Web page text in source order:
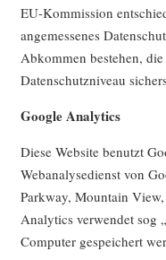
EU-Kommission
angemessenes
Abkommen bestehen,
Datenschutzniveau
Google Analytics
Diese Website benutzt
Webanalysedienst von
Parkway, Mountain
Analytics verwendet sog
Computer gespeichert